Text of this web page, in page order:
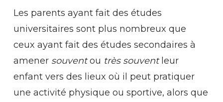
Les parents ayant fait des études
universitaires sont plus nombreux que
ceux ayant fait des études secondaires à
amener souventou très souventleur
enfant vers des lieux où il peut pratiquer
une activité physique ou sportive, alors que